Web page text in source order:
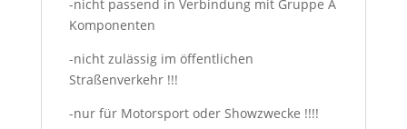
-nicht passend in Verbindung mit Gruppe A
Komponenten
-nicht zulässig im öffentlichen
Straßenverkehr !!!
-nur für Motorsport oder Showzwecke !!!!